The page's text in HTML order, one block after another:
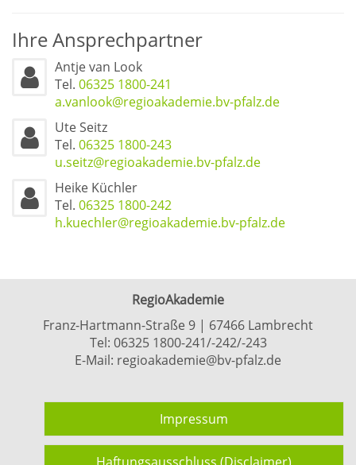
Ihre Ansprechpartner
Antje van Look
Tel. 06325 1800-241
a.vanlook@regioakademie.bv-pfalz.de
Ute Seitz
Tel. 06325 1800-243
u.seitz@regioakademie.bv-pfalz.de
Heike Küchler
Tel. 06325 1800-242
h.kuechler@regioakademie.bv-pfalz.de
RegioAkademie
Franz-Hartmann-Straße 9 | 67466 Lambrecht
Tel: 06325 1800-241/-242/-243
E-Mail: regioakademie@bv-pfalz.de
Impressum